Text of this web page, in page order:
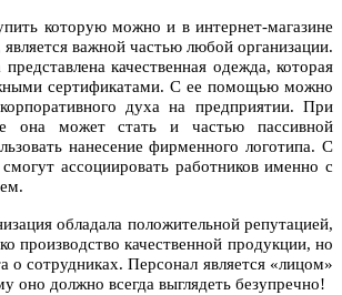
которую можно и в интернет-магазине
является важной частью любой организации.
качественная одежда, которая
сертификатами. С ее помощью можно
духа на предприятии. При
она может стать и частью пассивной
нанесение фирменного логотипа. С
ассоциировать работников именно с
обладала положительной репутацией,
производство качественной продукции, но
о сотрудниках. Персонал является «лицом»
оно должно всегда выглядеть безупречно!